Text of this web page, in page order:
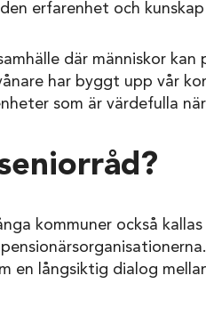
erfarenhet och kunskap
där människor
har byggt upp vår
som är värdefulla
kommuner också
en långsiktig dialog